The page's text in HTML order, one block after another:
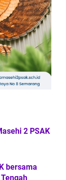
2 PSAK
bersama